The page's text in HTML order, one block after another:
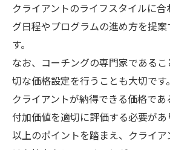
クライアントのライフスタイルに
グ日程やプログラムの進め方を提
す。
なお、コーチングの専門家である
切な価格設定を行うことも大切です。
クライアントが納得できる価格で
付加価値を適切に評価する必要があ
以上のポイントを踏まえ、クライ